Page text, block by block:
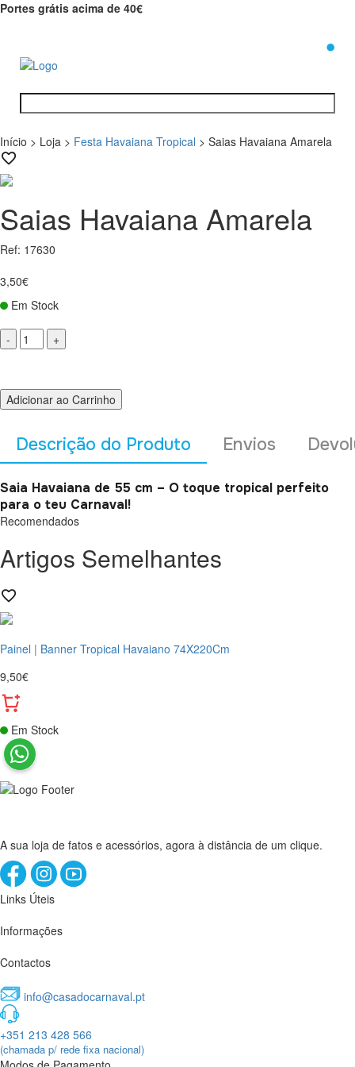
Portes grátis acima de 40€
Início > Loja > Festa Havaiana Tropical > Saias Havaiana Amarela
Saias Havaiana Amarela
Ref: 17630
3,50€
Em Stock
Adicionar ao Carrinho
Descrição do Produto Envios
Saia Havaiana de 55 cm – O toque tropical perfeito
para o teu Carnaval!
Recomendados
Artigos Semelhantes
Painel | Banner Tropical Havaiano 74X220Cm
9,50€
Em Stock
A sua loja de fatos e acessórios, agora à distância de um clique.
Links Úteis
Informações
Contactos
info@casadocarnaval.pt
+351 213 428 566
(chamada p/ rede fixa nacional)